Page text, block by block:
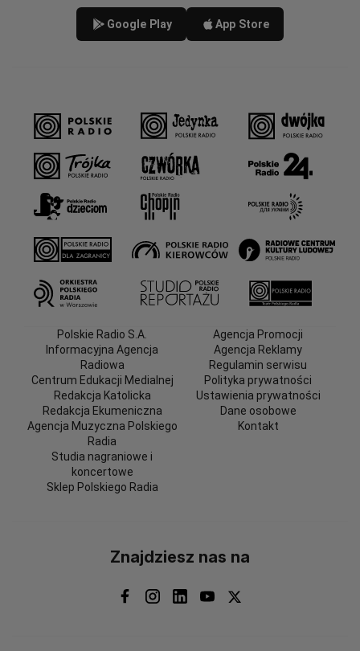
Google Play App Store
Polskie Radio S.A.
Informacyjna Agencja
Radiowa
Centrum Edukacji Medialnej
Redakcja Katolicka
Redakcja Ekumeniczna
Agencja Muzyczna Polskiego
Radia
Studia nagraniowe i
koncertowe
Sklep Polskiego Radia
Agencja Promocji
Agencja Reklamy
Regulamin serwisu
Polityka prywatności
Ustawienia prywatności
Dane osobowe
Kontakt
Znajdziesz nas na